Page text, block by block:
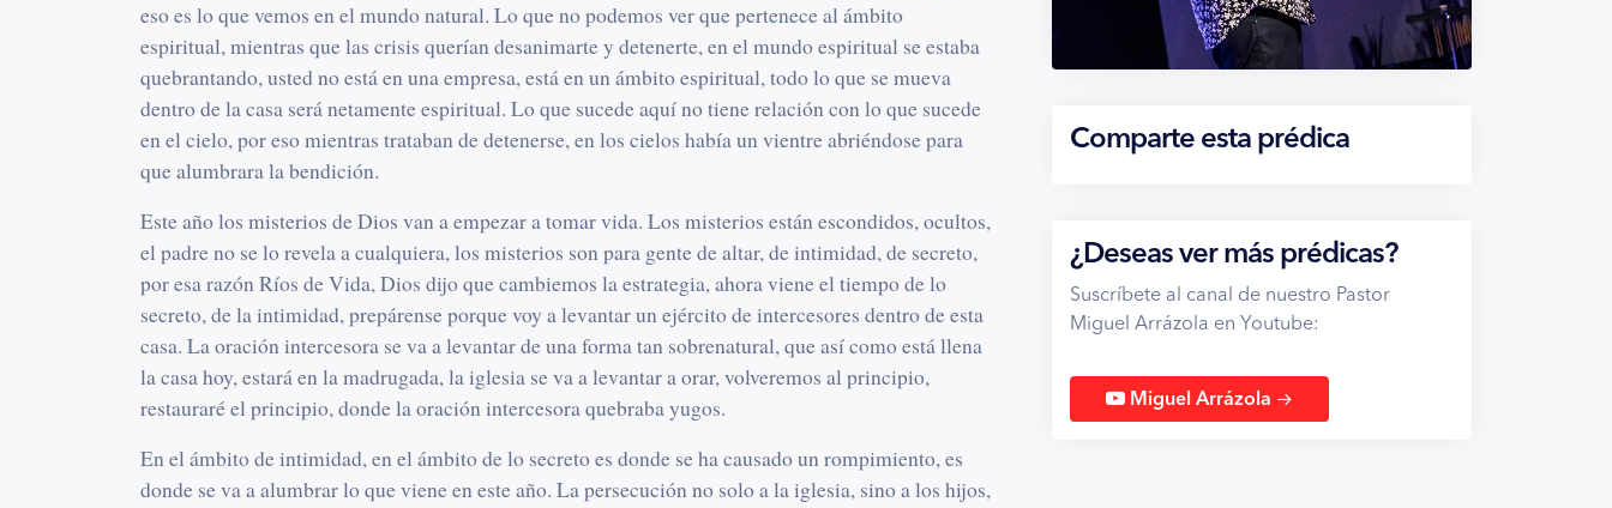
eso es lo que vemos en el mundo natural. Lo que no podemos ver que pertenece al ámbito
espiritual, mientras que las crisis querían desanimarte y detenerte, en el mundo espiritual se estaba
quebrantando, usted no está en una empresa, está en un ámbito espiritual, todo lo que se mueva
dentro de la casa será netamente espiritual. Lo que sucede aquí no tiene relación con lo que sucede
en el cielo, por eso mientras trataban de detenerse, en los cielos había un vientre abriéndose para
que alumbrara la bendición.
Este año los misterios de Dios van a empezar a tomar vida. Los misterios están escondidos, ocultos,
el padre no se lo revela a cualquiera, los misterios son para gente de altar, de intimidad, de secreto,
por esa razón Ríos de Vida, Dios dijo que cambiemos la estrategia, ahora viene el tiempo de lo
secreto, de la intimidad, prepárense porque voy a levantar un ejército de intercesores dentro de esta
casa. La oración intercesora se va a levantar de una forma tan sobrenatural, que así como está llena
la casa hoy, estará en la madrugada, la iglesia se va a levantar a orar, volveremos al principio,
restauraré el principio, donde la oración intercesora quebraba yugos.
En el ámbito de intimidad, en el ámbito de lo secreto es donde se ha causado un rompimiento, es
donde se va a alumbrar lo que viene en este año. La persecución no solo a la iglesia, sino a los hijos,
Comparte esta prédica
¿Deseas ver más prédicas?
Suscríbete al canal de nuestro Pastor
Miguel Arrázola en Youtube:
Miguel Arrázola →